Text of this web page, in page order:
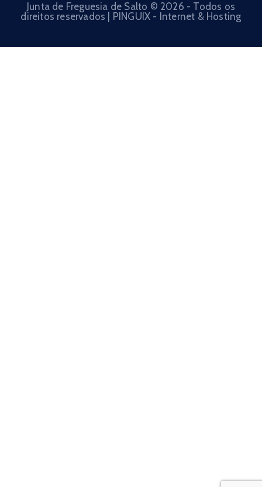
Junta de Freguesia de Salto © 2026 - Todos os
direitos reservados | PINGUIX - Internet & Hosting